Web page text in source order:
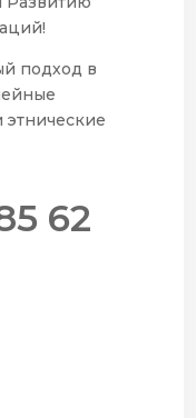
подход в
этнические
62